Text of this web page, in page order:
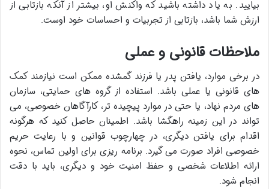
بیایید. به یاد داشته باشید که واکنش او، بیشتر از آنکه بازتابی از
ارزش شما باشد، بازتابی از تجربیات و احساسات خود اوست.
ملاحظات قانونی و عملی
در برخی موارد، یافتن پدر یا فرزند گمشده ممکن است نیازمند کمک
های قانونی یا عملی باشد. استفاده از گروه های حمایتی، سازمان
های مردم نهاد، یا حتی در موارد پیچیده تر، کارآگاهان خصوصی، می
تواند در این زمینه راهگشا باشد. اطمینان حاصل کنید که هرگونه
اقدام برای یافتن دیگری، در چهارچوب قوانین و با رعایت حریم
خصوصی افراد صورت می گیرد. برنامه ریزی برای اولین تماس، نحوه
ارائه اطلاعات شخصی و حفظ امنیت خود و دیگری، باید با دقت
انجام شود.